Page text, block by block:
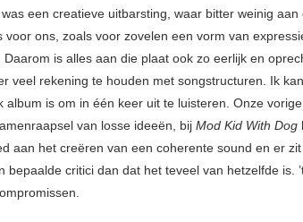
een creatieve uitbarsting, waar bitter weinig aan
voor ons, zoals voor zovelen een vorm van
Daarom is alles aan die plaat ook zo eerlijk en
veel rekening te houden met songstructuren. Ik
album is om in één keer uit te luisteren. Onze
van losse ideeën, bij Mod Kid With Dog
aan het creëren van een coherente sound en er
bepaalde critici dan dat het teveel van hetzelfde is.